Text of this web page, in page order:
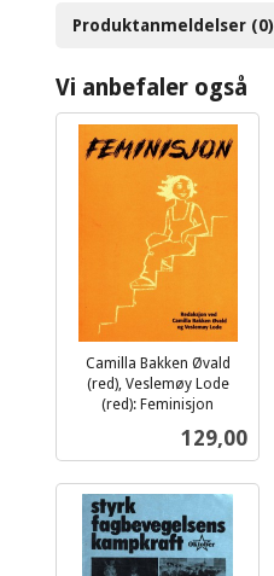
Produktanmeldelser (0)
Vi anbefaler også
Camilla Bakken Øvald
(red), Veslemøy Lode
(red): Feminisjon
Pris
129,00